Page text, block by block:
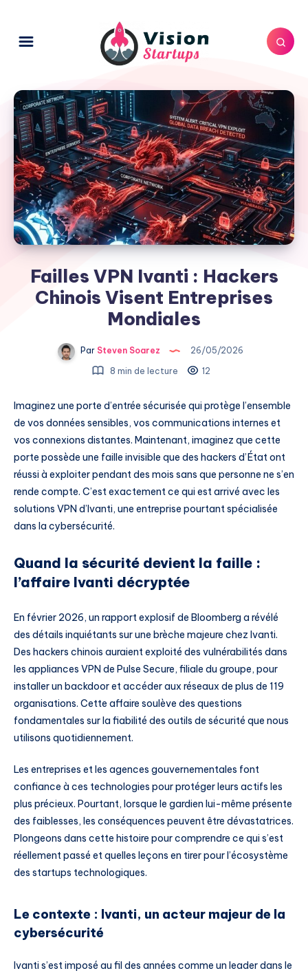
Failles VPN Ivanti : Hackers
Chinois Visent Entreprises
Mondiales
Par Steven Soarez
26/05/2026
8 min de lecture
12
Imaginez une porte d’entrée sécurisée qui protège l’ensemble
de vos données sensibles, vos communications internes et
vos connexions distantes. Maintenant, imaginez que cette
porte possède une faille invisible que des hackers d’État ont
réussi à exploiter pendant des mois sans que personne ne s’en
rende compte. C’est exactement ce qui est arrivé avec les
solutions VPN d’Ivanti, une entreprise pourtant spécialisée
dans la cybersécurité.
Quand la sécurité devient la faille :
l’affaire Ivanti décryptée
En février 2026, un rapport explosif de Bloomberg a révélé
des détails inquiétants sur une brèche majeure chez Ivanti.
Des hackers chinois auraient exploité des vulnérabilités dans
les appliances VPN de Pulse Secure, filiale du groupe, pour
installer un backdoor et accéder aux réseaux de plus de 119
organisations. Cette affaire soulève des questions
fondamentales sur la fiabilité des outils de sécurité que nous
utilisons quotidiennement.
Les entreprises et les agences gouvernementales font
confiance à ces technologies pour protéger leurs actifs les
plus précieux. Pourtant, lorsque le gardien lui-même présente
des faiblesses, les conséquences peuvent être dévastatrices.
Plongeons dans cette histoire pour comprendre ce qui s’est
réellement passé et quelles leçons en tirer pour l’écosystème
des startups technologiques.
Le contexte : Ivanti, un acteur majeur de la
cybersécurité
Ivanti s’est imposé au fil des années comme un leader dans le